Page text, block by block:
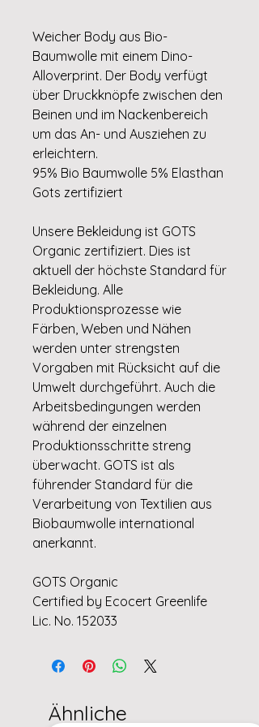
Weicher Body aus Bio-
Baumwolle mit einem Dino-
Alloverprint. Der Body verfügt
über Druckknöpfe zwischen den
Beinen und im Nackenbereich
um das An- und Ausziehen zu
erleichtern.
95% Bio Baumwolle 5% Elasthan
Gots zertifiziert
Unsere Bekleidung ist GOTS
Organic zertifiziert. Dies ist
aktuell der höchste Standard für
Bekleidung. Alle
Produktionsprozesse wie
Färben, Weben und Nähen
werden unter strengsten
Vorgaben mit Rücksicht auf die
Umwelt durchgeführt. Auch die
Arbeitsbedingungen werden
während der einzelnen
Produktionsschritte streng
überwacht. GOTS ist als
führender Standard für die
Verarbeitung von Textilien aus
Biobaumwolle international
anerkannt.
GOTS Organic
Certified by Ecocert Greenlife
Lic. No. 152033
Ähnliche